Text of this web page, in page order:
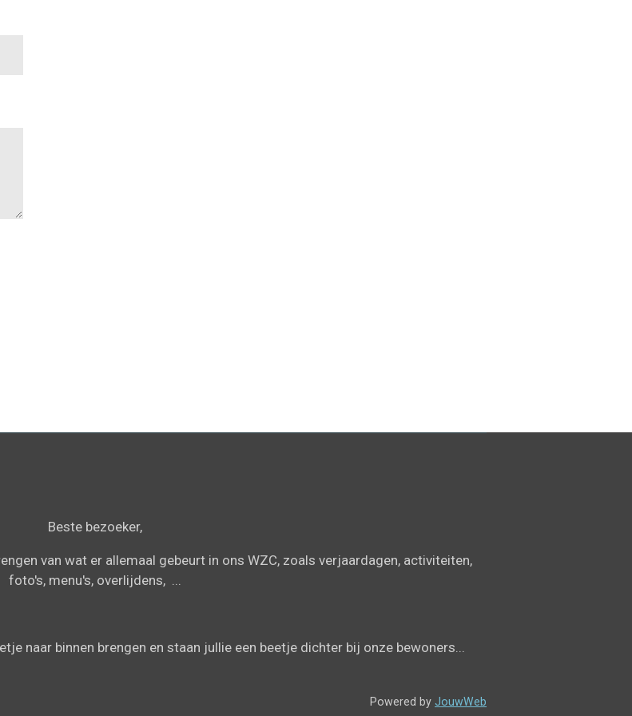
Beste bezoeker,
van wat er allemaal gebeurt in ons WZC, zoals verjaardagen, activiteiten,
foto's, menu's, overlijdens, ...
naar binnen brengen en staan jullie een beetje dichter bij onze bewoners...
Powered by JouwWeb